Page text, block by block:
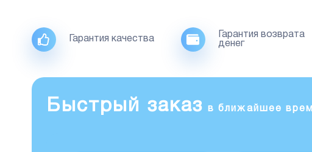
Гарантия качества
Гарантия возврата
денег
Быстрый заказ в ближайшее